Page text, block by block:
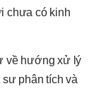
chưa có kinh
về hướng xử lý
phân tích và